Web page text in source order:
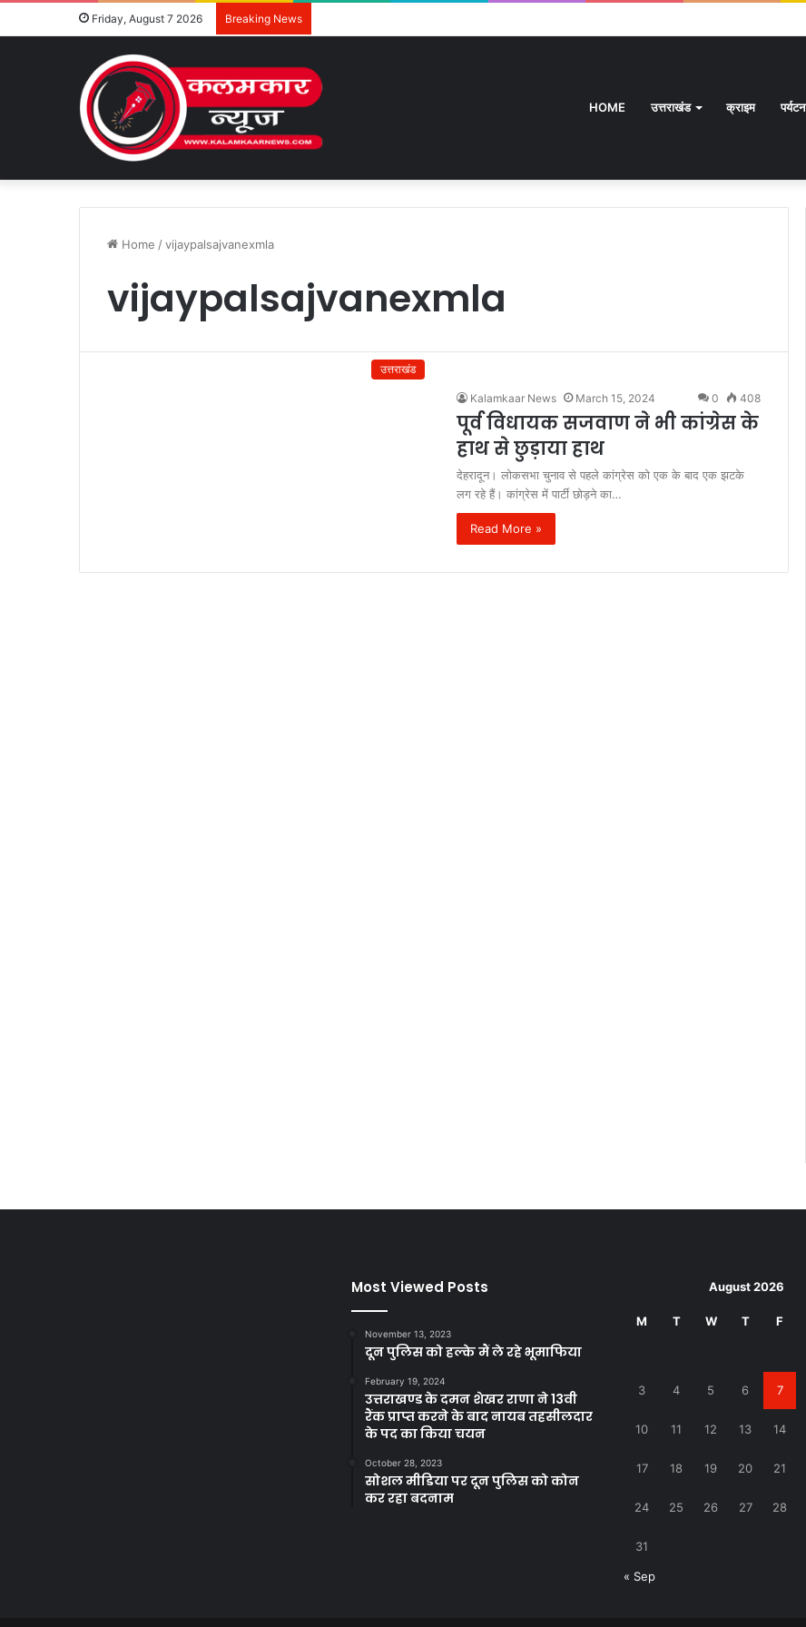
Friday, August 7 2026 Breaking News
HOME उत्तराखंड क्राइम पर्यटन
Home /vijaypalsajvanexmla
vijaypalsajvanexmla
उत्तराखंड
Kalamkaar News March 15, 2024 0 408
पूर्व विधायक सजवाण ने भी कांग्रेस के
हाथ से छुड़ाया हाथ
देहरादून। लोकसभा चुनाव से पहले कांग्रेस को एक के बाद एक झटके
लग रहे हैं। कांग्रेस में पार्टी छोड़ने का…
Read More »
Most Viewed Posts
November 13, 2023
दून पुलिस को हल्के मैं ले रहे भूमाफिया
February 19, 2024
उत्तराखण्ड के दमन शेखर राणा ने 13वी
रैंक प्राप्त करने के बाद नायब तहसीलदार
के पद का किया चयन
October 28, 2023
सोशल मीडिया पर दून पुलिस को कोन
कर रहा बदनाम
August 2026
M T W T F
3 4 5 6 7
10 11 12 13 14
17 18 19 20 21
24 25 26 27 28
31
« Sep